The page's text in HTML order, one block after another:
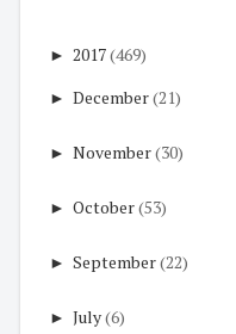
► 2017(469)
► December(21)
► November(30)
► October(53)
► September(22)
► July(6)